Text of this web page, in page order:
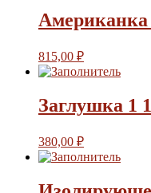
Американка
815,00 ₽
Заглушка 1
380,00 ₽